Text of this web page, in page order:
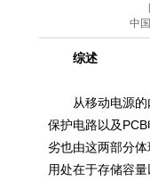
中
综述
从移动电源的内
保护电路以及
劣也由这两部分
用处在于存储容